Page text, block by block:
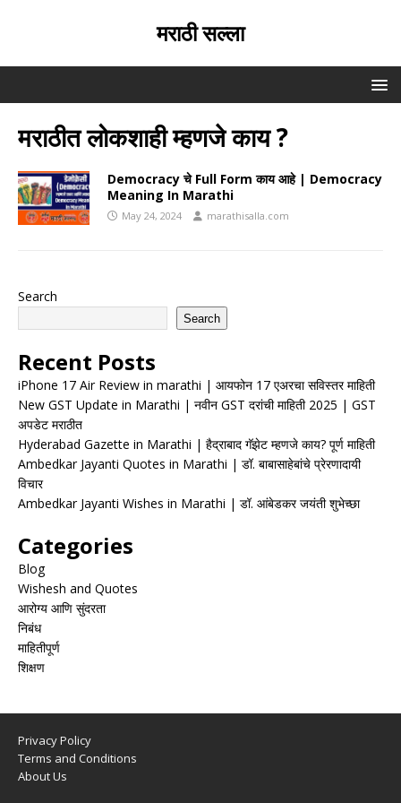
मराठी सल्ला
मराठीत लोकशाही म्हणजे काय ?
Democracy चे Full Form काय आहे | Democracy
Meaning In Marathi
May 24, 2024 marathisalla.com
Search
Search
Recent Posts
iPhone 17 Air Review in marathi | आयफोन 17 एअरचा सविस्तर माहिती
New GST Update in Marathi | नवीन GST दरांची माहिती 2025 | GST
अपडेट मराठीत
Hyderabad Gazette in Marathi | हैद्राबाद गॅझेट म्हणजे काय? पूर्ण माहिती
Ambedkar Jayanti Quotes in Marathi | डॉ. बाबासाहेबांचे प्रेरणादायी
विचार
Ambedkar Jayanti Wishes in Marathi | डॉ. आंबेडकर जयंती शुभेच्छा
Categories
Blog
Wishesh and Quotes
आरोग्य आणि सुंदरता
निबंध
माहितीपूर्ण
शिक्षण
Privacy Policy
Terms and Conditions
About Us